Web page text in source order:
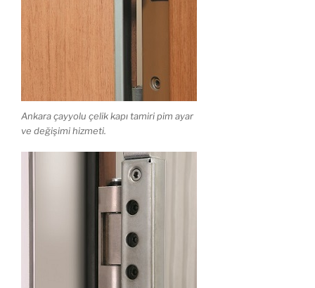
Ankara çayyolu çelik kapı tamiri pim ayar
ve değişimi hizmeti.